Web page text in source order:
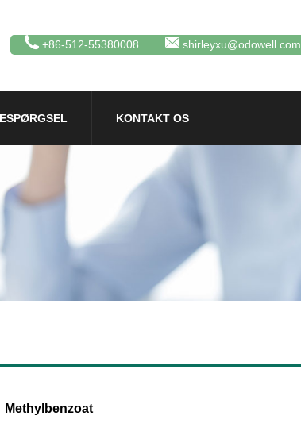
+86-512-55380008 shirleyxu@odowell.com
KONTAKT OS
Methylbenzoat